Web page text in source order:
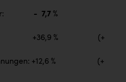
- 7,7 %
+36,9 % (+
+12,6 % (+